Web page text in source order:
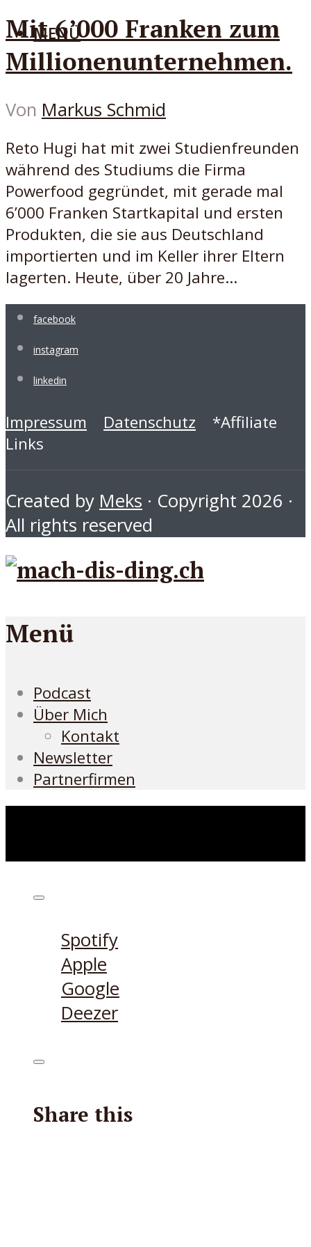
MENÜ
Mit 6’000 Franken zum
Millionenunternehmen.
Von Markus Schmid
Reto Hugi hat mit zwei Studienfreunden
während des Studiums die Firma
Powerfood gegründet, mit gerade mal
6’000 Franken Startkapital und ersten
Produkten, die sie aus Deutschland
importierten und im Keller ihrer Eltern
lagerten. Heute, über 20 Jahre...
facebook
instagram
linkedin
Impressum Datenschutz *Affiliate
Links
Created by Meks · Copyright 2026 ·
All rights reserved
Menü
Podcast
Über Mich
Kontakt
Newsletter
Partnerfirmen
Spotify
Apple
Google
Deezer
Share this